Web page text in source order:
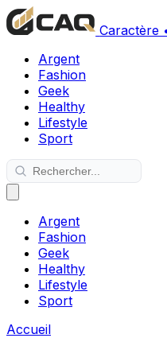
Caractère
Argent
Fashion
Geek
Healthy
Lifestyle
Sport
Argent
Fashion
Geek
Healthy
Lifestyle
Sport
Accueil